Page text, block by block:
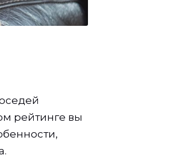
рейтинге вы